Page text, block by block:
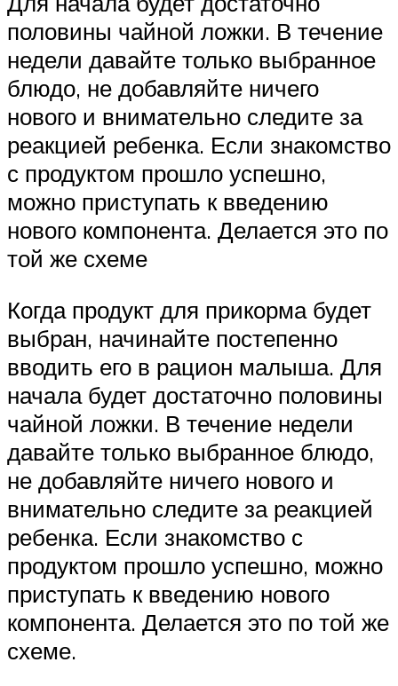
половины чайной ложки. В течение
недели давайте только выбранное
блюдо, не добавляйте ничего
нового и внимательно следите за
реакцией ребенка. Если знакомство
с продуктом прошло успешно,
можно приступать к введению
нового компонента. Делается это по
той же схеме
Когда продукт для прикорма будет
выбран, начинайте постепенно
вводить его в рацион малыша. Для
начала будет достаточно половины
чайной ложки. В течение недели
давайте только выбранное блюдо,
не добавляйте ничего нового и
внимательно следите за реакцией
ребенка. Если знакомство с
продуктом прошло успешно, можно
приступать к введению нового
компонента. Делается это по той же
схеме.